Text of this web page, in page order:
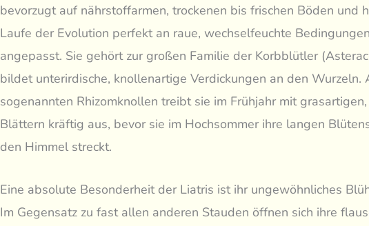
bevorzugt auf nährstoffarmen, trockenen bis frischen Böden und
Laufe der Evolution perfekt an raue, wechselfeuchte Bedingungen
angepasst. Sie gehört zur großen Familie der Korbblütler
bildet unterirdische, knollenartige Verdickungen an den Wurzeln.
sogenannten Rhizomknollen treibt sie im Frühjahr mit
Blättern kräftig aus, bevor sie im Hochsommer ihre langen
den Himmel streckt.
Eine absolute Besonderheit der Liatris ist ihr ungewöhnliches
Im Gegensatz zu fast allen anderen Stauden öffnen sich ihre